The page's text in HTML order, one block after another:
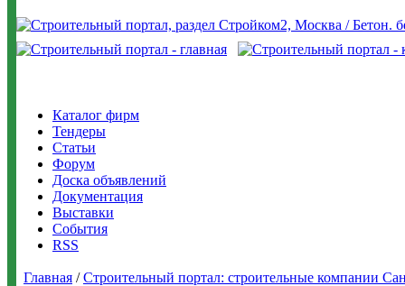
Каталог фирм
Тендеры
Статьи
Форум
Доска объявлений
Документация
Выставки
События
RSS
Главная /Строительный портал: строительные компании